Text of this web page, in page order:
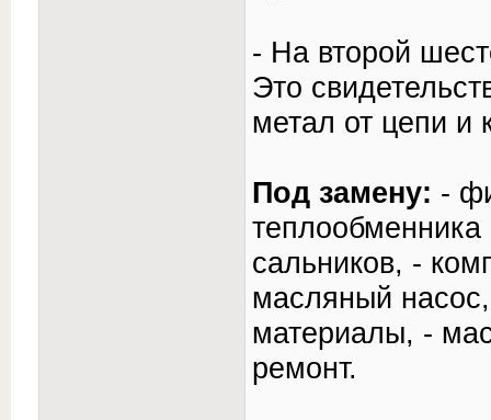
- На второй
Это
метал от цепи и
Под замену: -
теплообменника
сальников, -
масляный
материалы, -
ремонт.